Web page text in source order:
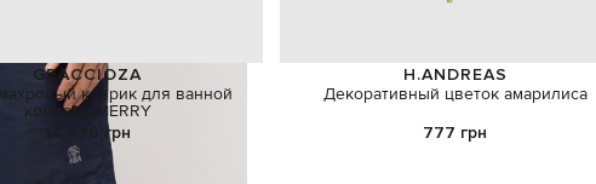
GRACCIOZA
коврик для ванной
комнаты MERRY
14 476 грн
H.ANDREAS
Декоративный цветок амарилиса
777 грн